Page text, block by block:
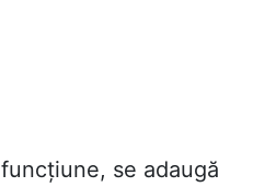
se adaugă